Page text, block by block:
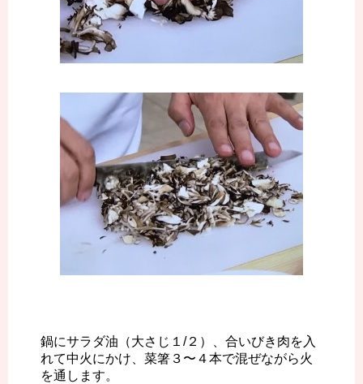
鍋にサラダ油（大さじ１/２）、合いびき肉を入
れて中火にかけ、菜箸３〜４本で混ぜながら火
を通します。